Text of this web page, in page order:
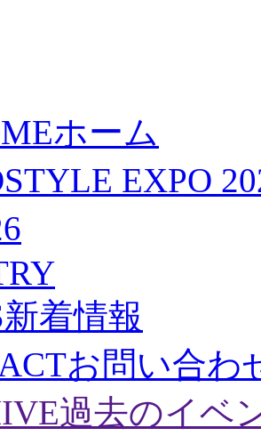
ホーム
EXPO
新着情報
お問い合わ
過去のイベ